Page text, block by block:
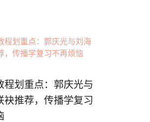
程划重点：郭庆光与
袂推荐，传播学复习